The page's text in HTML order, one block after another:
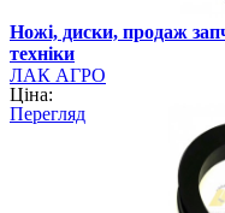
Ножі, диски, продаж
техніки
ЛАК АГРО
Ціна:
Перегляд